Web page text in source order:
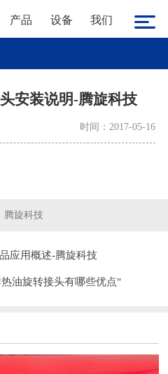
产品 设备 我们
安装说明-腾旋科技
时间：2017-05-16
腾旋科技
应用概述-腾旋科技
油旋转接头有哪些优点"